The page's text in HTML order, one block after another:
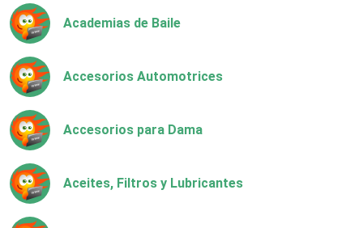
Academias de Baile
Accesorios Automotrices
Accesorios para Dama
Aceites, Filtros y Lubricantes